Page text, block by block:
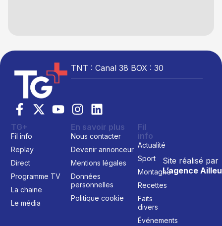
TNT : Canal 38 BOX : 30
Site réalisé par
L’agence
TG+
Fil info
Replay
Direct
Programme TV
La chaine
Le média
En savoir plus
Nous contacter
Devenir annonceur
Mentions légales
Données
personnelles
Politique cookie
Fil
info
Actualité
Sport
Montagne
Recettes
Faits
divers
Événements